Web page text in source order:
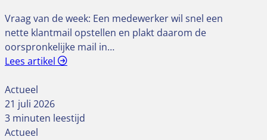
Vraag van de week: Een medewerker wil snel een
nette klantmail opstellen en plakt daarom de
oorspronkelijke mail in…
Lees artikel
Actueel
21 juli 2026
3 minuten leestijd
Actueel